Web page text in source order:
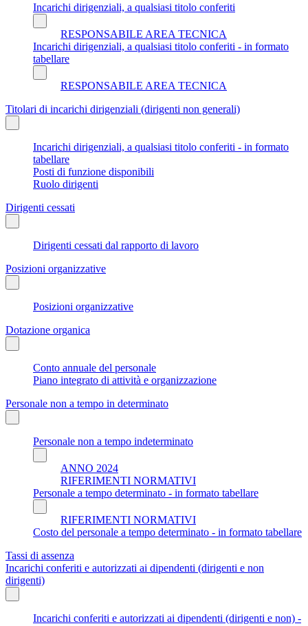
Incarichi dirigenziali, a qualsiasi titolo conferiti
RESPONSABILE AREA TECNICA
Incarichi dirigenziali, a qualsiasi titolo conferiti - in formato
tabellare
RESPONSABILE AREA TECNICA
Titolari di incarichi dirigenziali (dirigenti non generali)
Incarichi dirigenziali, a qualsiasi titolo conferiti - in formato
tabellare
Posti di funzione disponibili
Ruolo dirigenti
Dirigenti cessati
Dirigenti cessati dal rapporto di lavoro
Posizioni organizzative
Posizioni organizzative
Dotazione organica
Conto annuale del personale
Piano integrato di attività e organizzazione
Personale non a tempo in determinato
Personale non a tempo indeterminato
ANNO 2024
RIFERIMENTI NORMATIVI
Personale a tempo determinato - in formato tabellare
RIFERIMENTI NORMATIVI
Costo del personale a tempo determinato - in formato tabellare
Tassi di assenza
Incarichi conferiti e autorizzati ai dipendenti (dirigenti e non
dirigenti)
Incarichi conferiti e autorizzati ai dipendenti (dirigenti e non) -